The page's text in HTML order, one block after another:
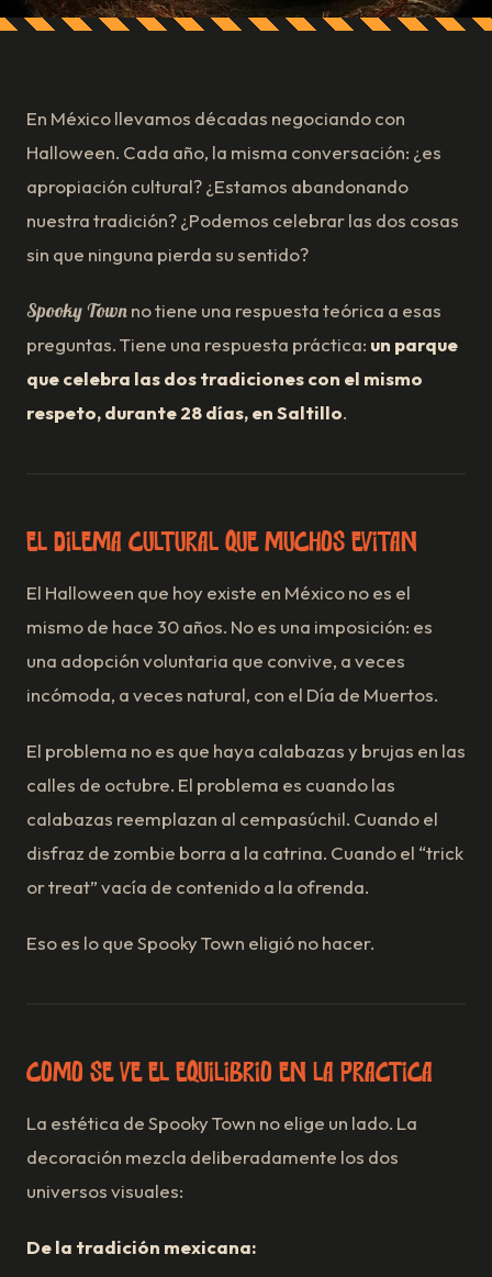
En México llevamos décadas negociando con
Halloween. Cada año, la misma conversación: ¿es
apropiación cultural? ¿Estamos abandonando
nuestra tradición? ¿Podemos celebrar las dos cosas
sin que ninguna pierda su sentido?
Spooky Townno tiene una respuesta teórica a esas
preguntas. Tiene una respuesta práctica: un parque
que celebra las dos tradiciones con el mismo
respeto, durante 28 días, en Saltillo.
El dilema cultural que muchos evitan
El Halloween que hoy existe en México no es el
mismo de hace 30 años. No es una imposición: es
una adopción voluntaria que convive, a veces
incómoda, a veces natural, con el Día de Muertos.
El problema no es que haya calabazas y brujas en las
calles de octubre. El problema es cuando las
calabazas reemplazan al cempasúchil. Cuando el
disfraz de zombie borra a la catrina. Cuando el “trick
or treat” vacía de contenido a la ofrenda.
Eso es lo que Spooky Town eligió no hacer.
Cómo se ve el equilibrio en la práctica
La estética de Spooky Town no elige un lado. La
decoración mezcla deliberadamente los dos
universos visuales:
De la tradición mexicana: